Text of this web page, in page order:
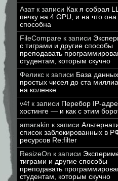
Азатк записи Как я собрал
печку на 4 GPU, и на что она
способна
FileCompare к записи
с тиграми и другие способы
преподавать
студентам, которым скучно
Феликс к записи База данных
простых чисел до ста
на коленке
v4f к записи Перебор IP-
хостинге — и как с этим
amarakin к записи
список заблокированных в
ресурсов Re:filter
ResizeOn к записи
тиграми и другие способы
преподавать
студентам, которым скучно